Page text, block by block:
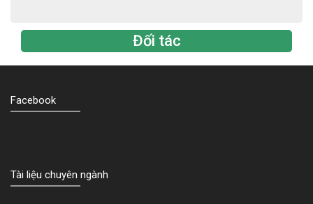
Đối tác
Facebook
Tài liệu chuyên ngành